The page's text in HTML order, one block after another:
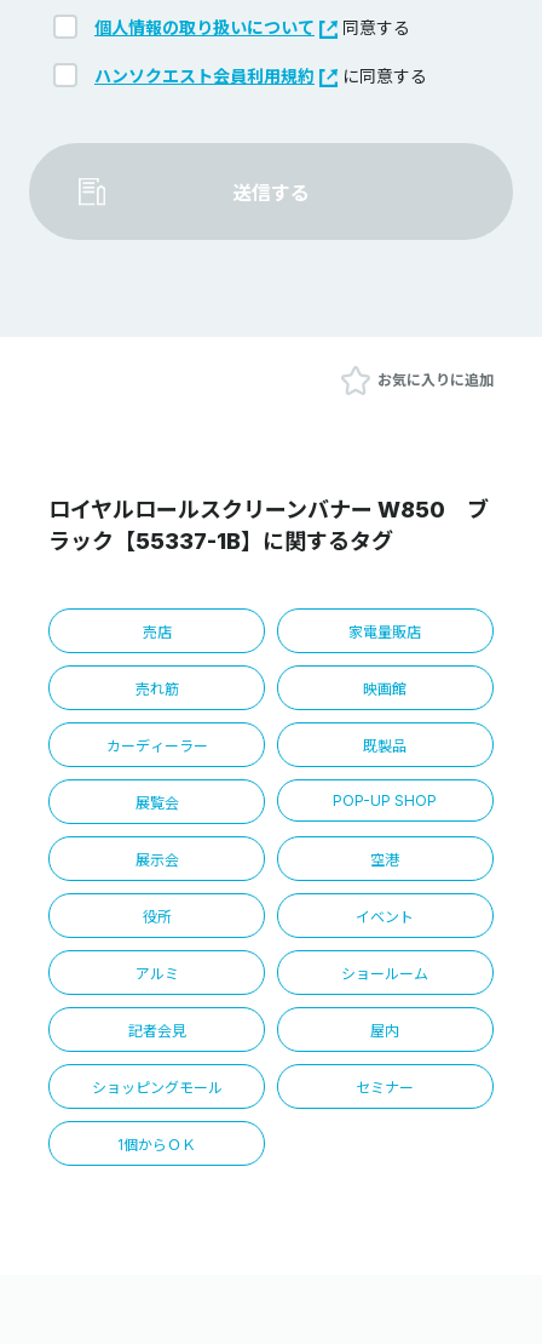
個人情報の取り扱いについて 同意する
ハンソクエスト会員利用規約 に同意する
送信する
お気に入りに追加
ロイヤルロールスクリーンバナー W850 ブ
ラック【55337-1B】に関するタグ
売店 家電量販店
売れ筋 映画館
カーディーラー 既製品
展覧会 POP-UP SHOP
展示会 空港
役所 イベント
アルミ ショールーム
記者会見 屋内
ショッピングモール セミナー
1個からＯＫ